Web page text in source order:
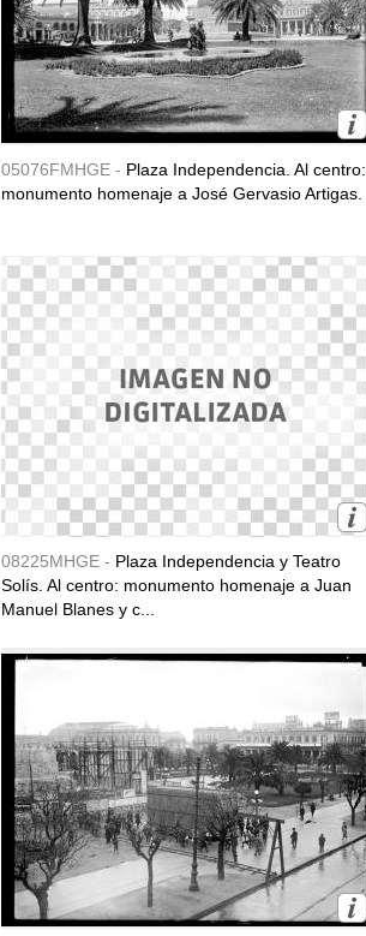
05076FMHGE - Plaza Independencia. Al centro:
monumento homenaje a José Gervasio Artigas.
08225MHGE - Plaza Independencia y Teatro
Solís. Al centro: monumento homenaje a Juan
Manuel Blanes y c...